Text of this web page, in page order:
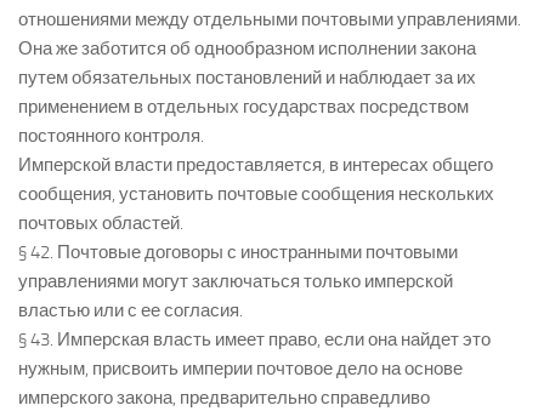
отношениями между отдельными почтовыми управлениями.
Она же заботится об однообразном исполнении закона
путем обязательных постановлений и наблюдает за их
применением в отдельных государствах посредством
постоянного контроля.
Имперской власти предоставляется, в интересах общего
сообщения, установить почтовые сообщения нескольких
почтовых областей.
§ 42. Почтовые договоры с иностранными почтовыми
управлениями могут заключаться только имперской
властью или с ее согласия.
§ 43. Имперская власть имеет право, если она найдет это
нужным, присвоить империи почтовое дело на основе
имперского закона, предварительно справедливо